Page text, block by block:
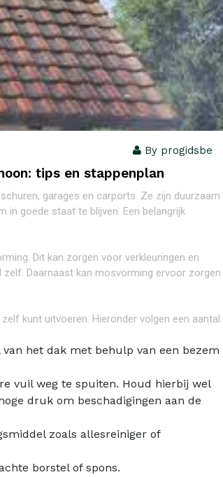
By progidsbe
tips en stappenplan
garages en carports. Ze zijn duurzaam
in goede staat te blijven. Een belangrijk
Dit kan zorgen voor verkleuringen en
Daarnaast kan mosvorming ervoor zorgen
kunt uitvoeren. Hieronder volgen een aantal
het dak met behulp van een bezem
vuil weg te spuiten. Houd hierbij wel
druk om beschadigingen aan de
zoals allesreiniger of
borstel of spons.